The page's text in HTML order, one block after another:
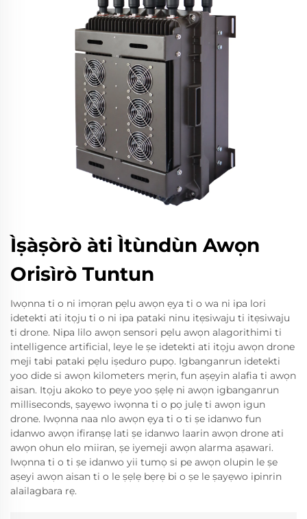
Ìṣàṣòrò àti Ìtùndùn Awọn
Orisìrò Tuntun
Iwọnna ti o ni imọran pẹlu awọn ẹya ti o wa ni ipa lori
idetekti ati itọju ti o ni ipa pataki ninu itẹsiwaju ti itẹsiwaju
ti drone. Nipa lilo awọn sensori pẹlu awọn alagorithimi ti
intelligence artificial, leye le ṣe idetekti ati itọju awọn drone
meji tabi pataki pẹlu iṣeduro pupọ. Igbanganrun idetekti
yoo dide si awọn kilometers mẹrin, fun aṣẹyin alafia ti awọn
aisan. Itọju akoko to peye yoo ṣẹlẹ ni awọn igbanganrun
milliseconds, ṣayẹwo iwọnna ti o pọ julẹ ti awọn igun
drone. Iwọnna naa nlo awọn ẹya ti o ti ṣe idanwo fun
idanwo awọn ifiranṣẹ lati ṣe idanwo laarin awọn drone ati
awọn ohun elo miiran, ṣe iyemeji awọn alarma aṣawari.
Iwọnna ti o ti ṣe idanwo yii tumọ si pe awọn olupin le ṣe
aṣeyi awọn aisan ti o le ṣẹlẹ bẹrẹ bi o ṣe le ṣayẹwo ipinrin
alailagbara rẹ.